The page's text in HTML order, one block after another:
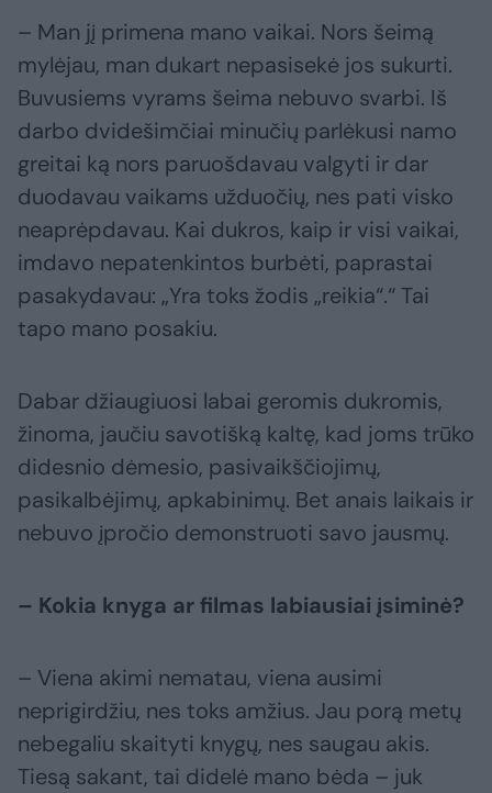
– Man jį primena mano vaikai. Nors šeimą
mylėjau, man dukart nepasisekė jos sukurti.
Buvusiems vyrams šeima nebuvo svarbi. Iš
darbo dvidešimčiai minučių parlėkusi namo
greitai ką nors paruošdavau valgyti ir dar
duodavau vaikams užduočių, nes pati visko
neaprėpdavau. Kai dukros, kaip ir visi vaikai,
imdavo nepatenkintos burbėti, paprastai
pasakydavau: „Yra toks žodis „reikia“.“ Tai
tapo mano posakiu.
Dabar džiaugiuosi labai geromis dukromis,
žinoma, jaučiu savotišką kaltę, kad joms trūko
didesnio dėmesio, pasivaikščiojimų,
pasikalbėjimų, apkabinimų. Bet anais laikais ir
nebuvo įpročio demonstruoti savo jausmų.
– Kokia knyga ar filmas labiausiai įsiminė?
– Viena akimi nematau, viena ausimi
neprigirdžiu, nes toks amžius. Jau porą metų
nebegaliu skaityti knygų, nes saugau akis.
Tiesą sakant, tai didelė mano bėda – juk